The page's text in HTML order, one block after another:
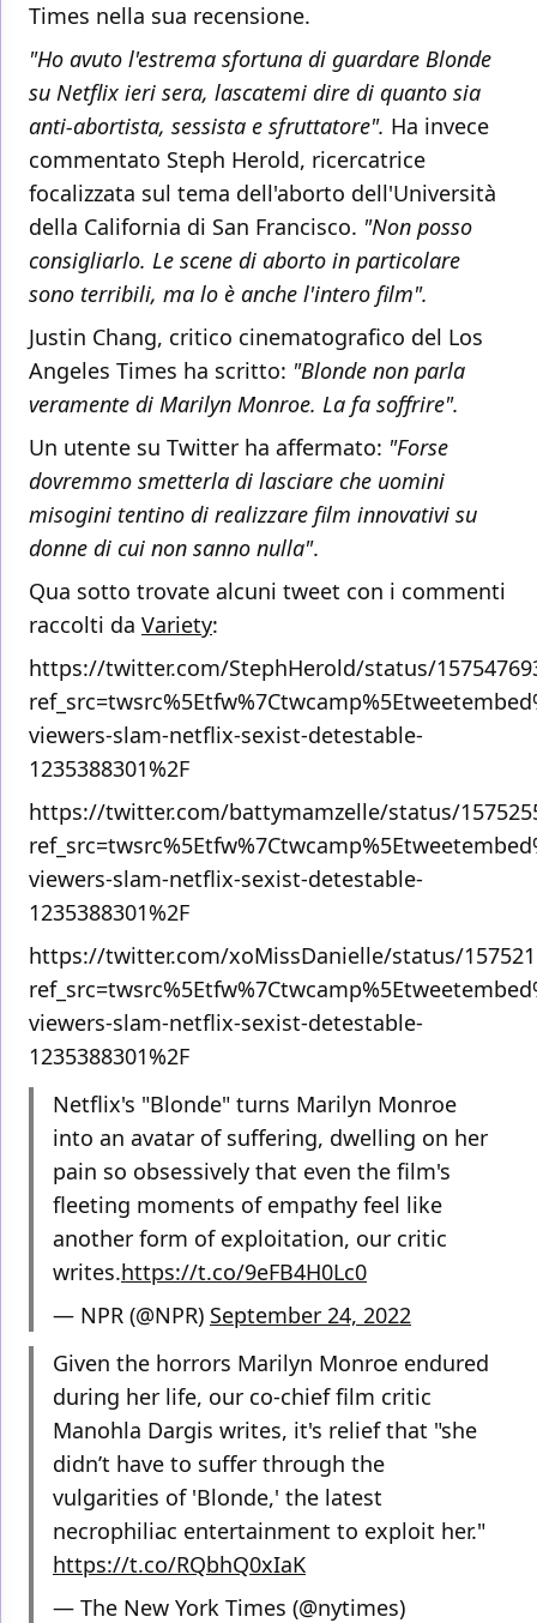
Times nella sua recensione.
"Ho avuto l'estrema sfortuna di guardare Blonde
su Netflix ieri sera, lascatemi dire di quanto sia
anti-abortista, sessista e sfruttatore". Ha invece
commentato Steph Herold, ricercatrice
focalizzata sul tema dell'aborto dell'Università
della California di San Francisco. "Non posso
consigliarlo. Le scene di aborto in particolare
sono terribili, ma lo è anche l'intero film".
Justin Chang, critico cinematografico del Los
Angeles Times ha scritto: "Blonde non parla
veramente di Marilyn Monroe. La fa soffrire".
Un utente su Twitter ha affermato: "Forse
dovremmo smetterla di lasciare che uomini
misogini tentino di realizzare film innovativi su
donne di cui non sanno nulla".
Qua sotto trovate alcuni tweet con i commenti
raccolti da Variety:
https://twitter.com/StephHerold/status/
viewers-slam-netflix-sexist-detestable-
1235388301%2F
https://twitter.com/battymamzelle/status/
viewers-slam-netflix-sexist-detestable-
1235388301%2F
https://twitter.com/xoMissDanielle/status/
viewers-slam-netflix-sexist-detestable-
1235388301%2F
Netflix's "Blonde" turns Marilyn Monroe
into an avatar of suffering, dwelling on her
pain so obsessively that even the film's
fleeting moments of empathy feel like
another form of exploitation, our critic
writes.https://t.co/9eFB4H0Lc0
— NPR (@NPR) September 24, 2022
Given the horrors Marilyn Monroe endured
during her life, our co-chief film critic
Manohla Dargis writes, it's relief that "she
didn’t have to suffer through the
vulgarities of 'Blonde,' the latest
necrophiliac entertainment to exploit her."
https://t.co/RQbhQ0xIaK
— The New York Times (@nytimes)